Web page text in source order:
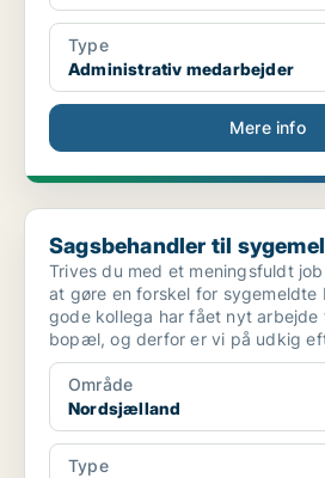
Type
Administrativ medarbejder
Mere info
Sagsbehandler til sygemeldte borgere
Sagsbehandler til
Trives du med et meningsfuldt
at gøre en forskel for sygemeldte
gode kollega har fået nyt
bopæl, og derfor er vi på udkig
Område
Nordsjælland
Type